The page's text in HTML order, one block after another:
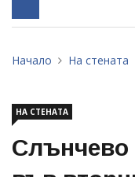
Начало На стената
НА СТЕНАТА
Слънчево